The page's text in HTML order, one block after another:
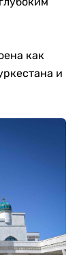
как
и